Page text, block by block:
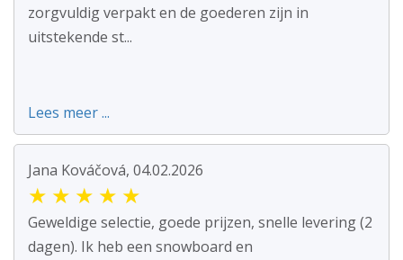
zorgvuldig verpakt en de goederen zijn in
uitstekende st...
Lees meer ...
Jana Kováčová, 04.02.2026
★ ★ ★ ★ ★
Geweldige selectie, goede prijzen, snelle levering (2
dagen). Ik heb een snowboard en